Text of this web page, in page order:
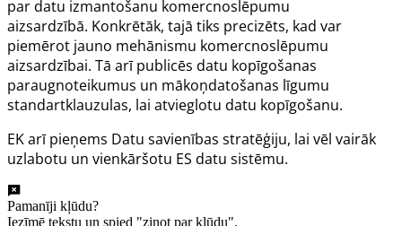
par datu izmantošanu komercnoslēpumu
aizsardzībā. Konkrētāk, tajā tiks precizēts, kad var
piemērot jauno mehānismu komercnoslēpumu
aizsardzībai. Tā arī publicēs datu kopīgošanas
paraugnoteikumus un mākoņdatošanas līgumu
standartklauzulas, lai atvieglotu datu kopīgošanu.
EK arī pieņems Datu savienības stratēģiju, lai vēl vairāk
uzlabotu un vienkāršotu ES datu sistēmu.
Pamanīji kļūdu?
Iezīmē tekstu un spied "ziņot par kļūdu".